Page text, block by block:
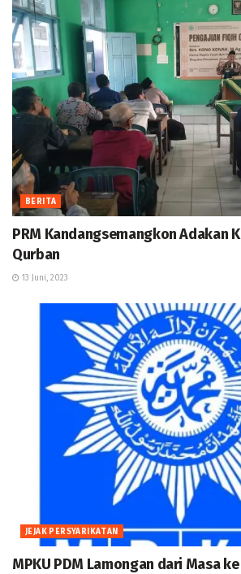
BERITA
PRM Kandangsemangkon Adakan
Qurban
13 Juni, 2023
JEJAK PERSYARIKATAN
MPKU PDM Lamongan dari Masa